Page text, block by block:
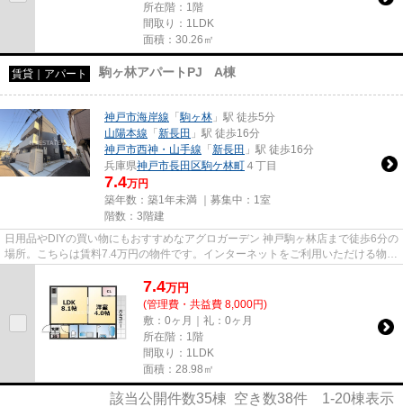
所在階：1階
間取り：1LDK
面積：30.26㎡
賃貸｜アパート 駒ヶ林アパートPJ A棟
神戸市海岸線 「駒ヶ林 」駅 徒歩5分
山陽本線 「 新長田 」駅 徒歩16分
神戸市西神・山手線 「 新長田 」駅 徒歩16分
兵庫県神戸市長田区駒ケ林町 ４丁目
7.4万円
築年数：築1年未満 ｜募集中： 1室
階数：3階建
日用品やDIYの買い物にもおすすめなアグロガーデン 神戸駒ヶ林店まで徒歩6分の
場所。こちらは賃料7.4万円の物件です。インターネットをご利用いただける物件
7.4万円
(管理費・共益費 8,000円)
敷：0ヶ月｜礼：0ヶ月
所在階：1階
間取り：1LDK
面積：28.98㎡
該当公開件数35棟 空き数38件 1-20棟表示